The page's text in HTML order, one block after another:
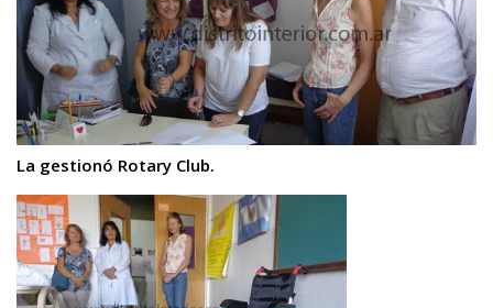
La gestionó Rotary Club.